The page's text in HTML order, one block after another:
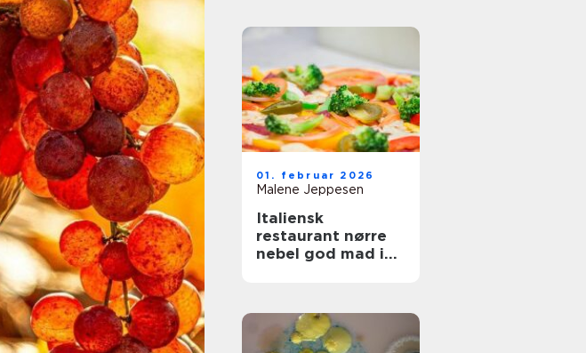
01. februar 2026
Malene Jeppesen
Italiensk
restaurant nørre
nebel god mad i